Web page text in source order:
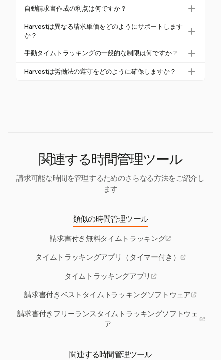
します。Harvestの詳細なレポートは、コスト削減の
機会を特定し、クライアントの信頼を高めるのに役
立ちます。
Harvestは、クレジットカード不要の30日間の無料ト
コミットメントなしでその包括的な機能を探求でき
ます。このトライアルは、ツールの機能を評価する
フリーランサーや小規模チームに最適です。
自動請求書作成の利点は何ですか？
自動請求書作成は、処理時間とエラーを大幅に削減
し、ワークフローを数日から数分に変えます。Harve
を確保し、請求プロセスを迅速化します。
Harvestは異なる請求単価をどのようにサポートします
か？
Harvestは柔軟な請求をサポートし、ユーザーがプロ
設定できるようにします。この適応性は、多様なク
手動タイムトラッキングの一般的な制限は何ですか？
手動タイムトラッキングは、エラーや失われた請求
Harvestは労働法の遵守をどのように確保しますか？
関連する時間管理ツール
請求可能な時間を管理するためのさらなる方法をご紹介し
ます
類似の時間管理ツール
請求書付き無料タイムトラッキング
タイムトラッキングアプリ（タイマー付き）
タイムトラッキングアプリ
請求書付きベストタイムトラッキングソフトウェア
請求書付きフリーランスタイムトラッキングソフトウェ
ア
関連する時間管理ツール